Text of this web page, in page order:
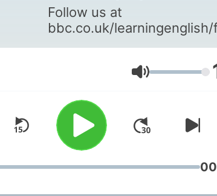
Follow us at
bbc.co.uk/
Volume